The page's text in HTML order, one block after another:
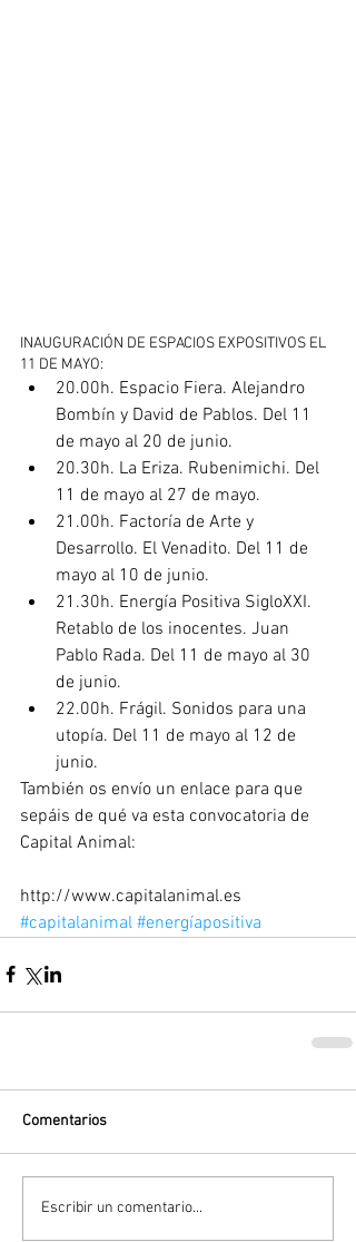
INAUGURACIÓN DE ESPACIOS EXPOSITIVOS EL
11 DE MAYO:
20.00h. Espacio Fiera. Alejandro
Bombín y David de Pablos. Del 11
de mayo al 20 de junio.
20.30h. La Eriza. Rubenimichi. Del
11 de mayo al 27 de mayo.
21.00h. Factoría de Arte y
Desarrollo. El Venadito. Del 11 de
mayo al 10 de junio.
21.30h. Energía Positiva SigloXXI.
Retablo de los inocentes. Juan
Pablo Rada. Del 11 de mayo al 30
de junio.
22.00h. Frágil. Sonidos para una
utopía. Del 11 de mayo al 12 de
junio.
También os envío un enlace para que
sepáis de qué va esta convocatoria de
Capital Animal:
http://www.capitalanimal.es
#capitalanimal #energíapositiva
Comentarios
Escribir un comentario...